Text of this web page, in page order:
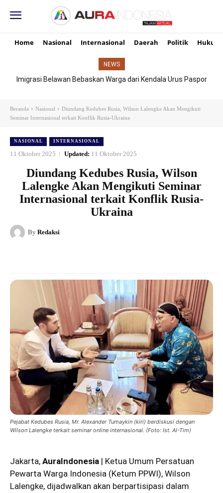
Home Nasional Internasional Daerah Politik Hukum
NEWS
Imigrasi Belawan Bebaskan Warga dari Kendala Urus Paspor
Beranda Nasional
Diundang Kedubes Rusia, Wilson Lalengke Akan Mengikuti
Seminar Internasional terkait Konflik Rusia-Ukraina
NASIONAL INTERNASIONAL
11 Oktober 2025 Updated: 11 Oktober 2025
Diundang Kedubes Rusia, Wilson
Lalengke Akan Mengikuti Seminar
Internasional terkait Konflik Rusia-
Ukraina
By Redaksi
Pejabat Kedubes Rusia, Mr. Alexander Tumaykin (kiri) berdiskusi dengan
Wilson Lalengke terkait seminar online internasional. (Foto: Ist. AI-Tim)
Jakarta, AuraIndonesia | Ketua Umum Persatuan
Pewarta Warga Indonesia (Ketum PPWI), Wilson
Lalengke, dijadwalkan akan berpartisipasi dalam